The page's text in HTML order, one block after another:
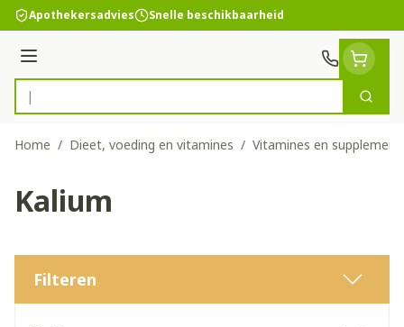
Ga naar de inhoud
Apothekersadvies Snelle beschikbaarheid
Menu
Product, merk, categorie...
Zoek
Home / Dieet, voeding en vitamines / Vitamines en
Kalium
Filteren